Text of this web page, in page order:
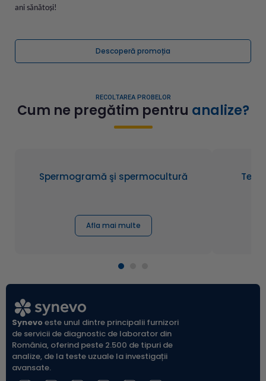
ani sănătoși!
Descoperă promoția
RECOLTAREA PROBELOR
Cum ne pregătim pentru analize?
Spermogramă şi spermocultură
Afla mai multe
Synevoeste unul dintre principalii furnizori
de servicii de diagnostic de laborator din
România, oferind peste 2.500 de tipuri de
analize, de la teste uzuale la investigații
avansate.